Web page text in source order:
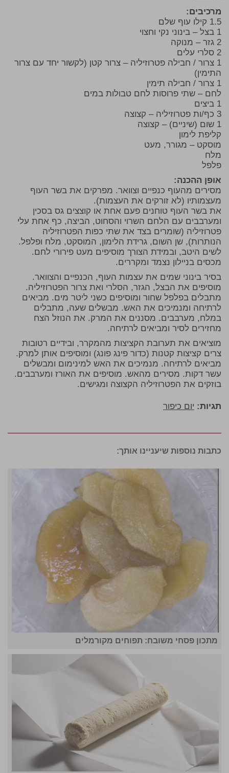
מרכיבים:
1.5 קילו עוף שלם
1 בצל – בינוני נקי וחצוי
2 גזר – מנוקה
2 סלרי עלים
1 צרור / חבילה פטרוזיליה – צרור קטן (לקשור יחד עם צרור
התימין)
1 צרור / חבילה תימין
לחם – שתי פרוסות לחם טבולות במים
1 ביצים
3 כף/ות פטרוזיליה – קצוצה
1 שום (שיניים) – קצוצה
קליפת לימון
מוסקט – מגורר, מעט
מלח
פלפל
אופן ההכנה:
מסירים מהעוף כנפיים וצוואר. מפרקים את בשר העוף
מעצמותיו (לא זורקים את העצמות).
את בשר העוף טוחנים פעם אחת או קוצצים גס בסכין
ומערבבים עם הלחם השרוי והסחוט, הביצה, כף אחת עלי
פטרוזיליה (שומרים בצד את שתי כפות הפטרוזיליה
הנותרות), שן השום, גרידת הלימון, המוסקט, מלח ופלפל.
לשים היטב, ובמידת הצורך מוסיפים מעט פירורי לחם.
מכסים בניילון נצמד ומקררים.
בסיר בינוני שמים את עצמות העוף, הכנפיים והצוואר.
מוסיפים את הבצל, הגזר, הסלרי ואת צרור הפטרוזיליה.
מתבלים בפלפל שחור ומוסיפים כשני ליטר מים. מביאים
לרתיחה ומנמיכים את האש. מבשלים שעה, מתבלים
במלח, מערבבים. מסננים את המרק. את הנוזל הצח
מחזירים לסיר ומביאים לרתיחה.
מוציאים את תערובת הקציצות מהמקרר, ובידיים רטובות
צרים קציצות קטנות (כדור פינג פונג) ומוסיפים אותן למרק.
מביאים לרתיחה. מנמיכים את האש למינימום ומבשלים
עשר דקות. מסירים מהאש. מוסיפים את האורז ומערבבים.
בוזקים את הפטרוזיליה הקצוצה ומגישים.
תגיות: יום כיפור
כתבות נוספות שיעניינו אותך:
מתכון פסחי משובח: תפוחים מקורמלים